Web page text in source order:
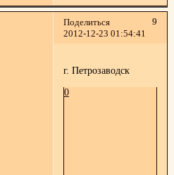
Поделиться
9
2012-12-23 01:54:41
г. Петрозаводск
0